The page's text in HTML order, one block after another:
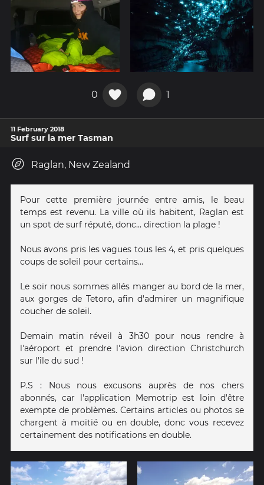
0 1
11 February 2018
Surf sur la mer Tasman
Raglan, New Zealand
Pour cette première journée entre amis, le beau
temps est revenu. La ville où ils habitent, Raglan est
un spot de surf réputé, donc... direction la plage !
Nous avons pris les vagues tous les 4, et pris quelques
coups de soleil pour certains...
Le soir nous sommes allés manger au bord de la mer,
aux gorges de Tetoro, afin d'admirer un magnifique
coucher de soleil.
Demain matin réveil à 3h30 pour nous rendre à
l'aéroport et prendre l'avion direction Christchurch
sur l'île du sud !
P.S : Nous nous excusons auprès de nos chers
abonnés, car l'application Memotrip est loin d'être
exempte de problèmes. Certains articles ou photos se
chargent à moitié ou en double, donc vous recevez
certainement des notifications en double.